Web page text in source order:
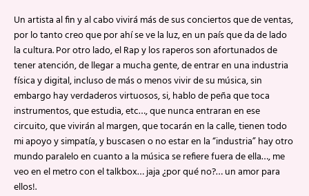
Un artista al fin y al cabo vivirá más de sus conciertos que de ventas,
por lo tanto creo que por ahí se ve la luz, en un país que da de lado
la cultura. Por otro lado, el Rap y los raperos son afortunados de
tener atención, de llegar a mucha gente, de entrar en una industria
física y digital, incluso de más o menos vivir de su música, sin
embargo hay verdaderos virtuosos, si, hablo de peña que toca
instrumentos, que estudia, etc…, que nunca entraran en ese
circuito, que vivirán al margen, que tocarán en la calle, tienen todo
mi apoyo y simpatía, y buscasen o no estar en la “industria” hay otro
mundo paralelo en cuanto a la música se refiere fuera de ella…, me
veo en el metro con el talkbox… jaja ¿por qué no?… un amor para
ellos!.